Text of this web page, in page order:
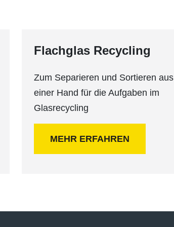
Flachglas Recycling
Zum Separieren und Sortieren aus
einer Hand für die Aufgaben im
Glasrecycling
MEHR ERFAHREN